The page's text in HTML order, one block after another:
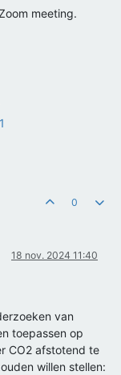
meeting.
0
18 nov. 2024 11:40
van
toepassen op
CO2 afstotend te
willen stellen: